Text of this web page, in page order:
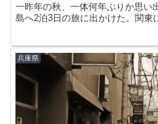
一昨年の秋、一体何年ぶりか思い
島へ2泊3日の旅に出かけた。関東
兵庫県